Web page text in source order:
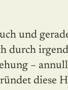
und
durch
–
diese